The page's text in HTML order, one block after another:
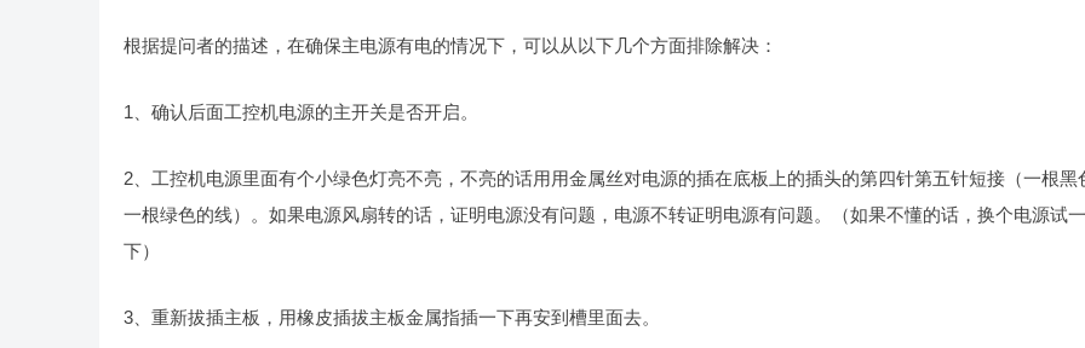
根据提问者的描述，在确保主电源有电的情况下，可以从以下几个方面排除解决：
1、确认后面工控机电源的主开关是否开启。
2、工控机电源里面有个小绿色灯亮不亮，不亮的话用用金属丝对电源的插在底板上的插头的第四针第五针短接（一根黑
一根绿色的线）。如果电源风扇转的话，证明电源没有问题，电源不转证明电源有问题。（如果不懂的话，换个电源试一
下）
3、重新拔插主板，用橡皮插拔主板金属指插一下再安到槽里面去。